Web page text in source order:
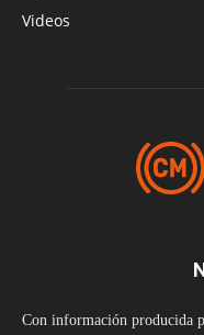
Videos
Con información producida